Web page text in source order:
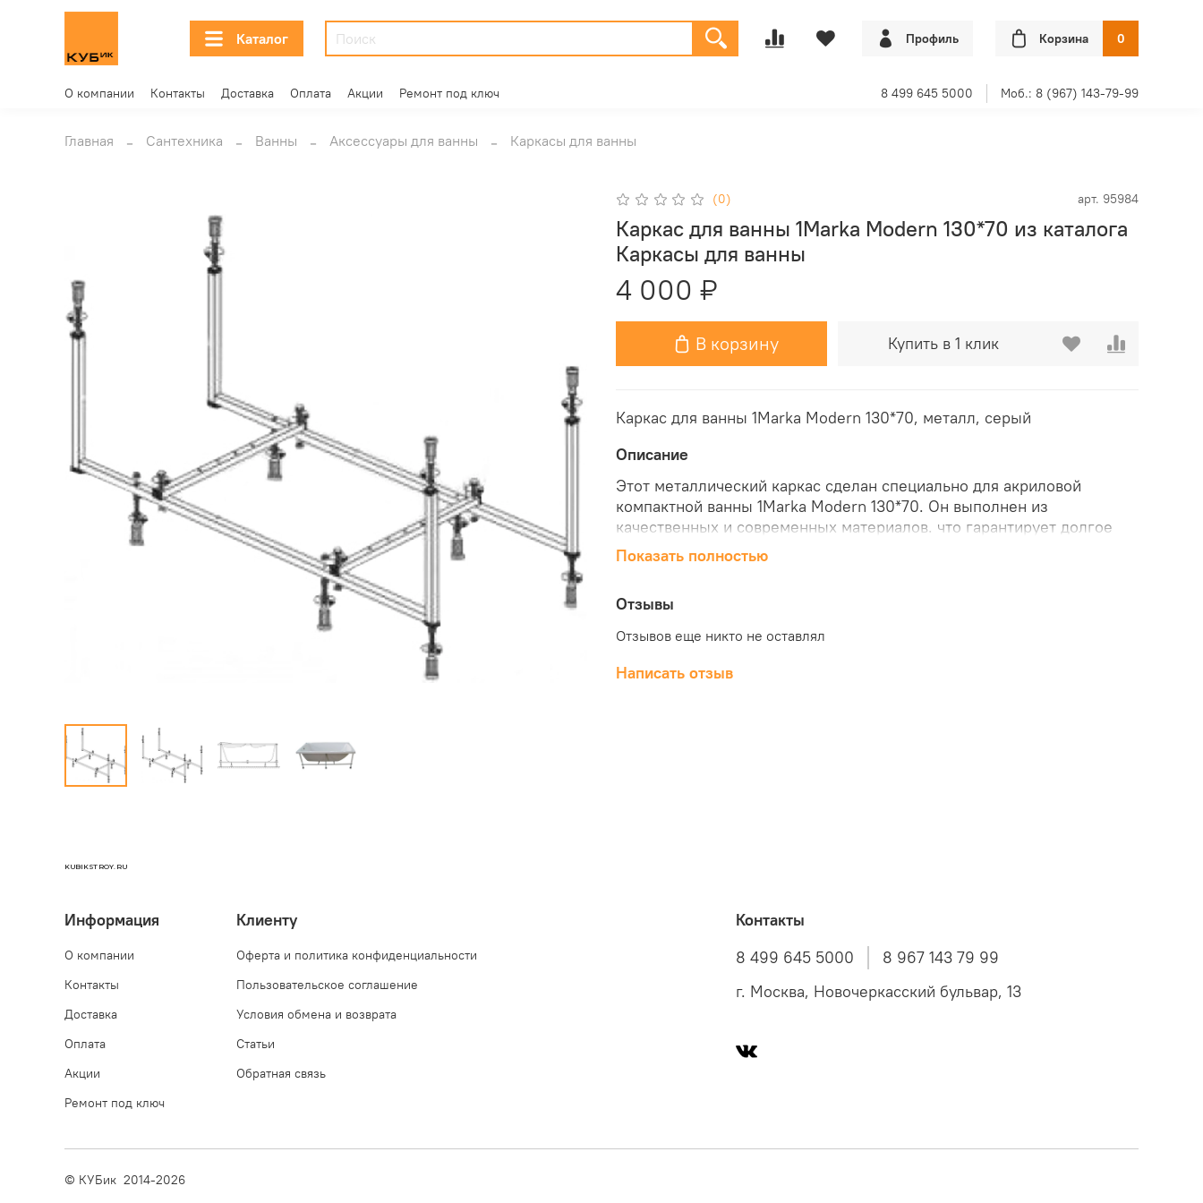
Каталог Профиль Корзина 0
О компании Контакты Доставка Оплата Акции Ремонт под ключ 8 499 645 5000 Моб.: 8 (967) 143-79-99
Главная Сантехника Ванны Аксессуары для ванны Каркасы для ванны
(0) арт. 95984
Каркас для ванны 1Marka Modern 130*70 из каталога
Каркасы для ванны
4 000 ₽
В корзину Купить в 1 клик
Каркас для ванны 1Marka Modern 130*70, металл, серый
Описание
Этот металлический каркас сделан специально для акриловой
компактной ванны 1Marka Modern 130*70. Он выполнен из
качественных и современных материалов. что гарантирует долгое
использование и простую эксплуатацию. Конструкция надежно
зафиксирует изделие и придаст устойчивость ванне. Купить каркас
выгодной цене можно в нашем интернет-магазине "КубикСтрой".
Показать полностью
Отзывы
Отзывов еще никто не оставлял
Написать отзыв
KUBIKSTROY.RU
Информация
О компании
Контакты
Доставка
Оплата
Акции
Ремонт под ключ
Клиенту
Оферта и политика конфиденциальности
Пользовательское соглашение
Условия обмена и возврата
Статьи
Обратная связь
Контакты
8 499 645 5000
8 967 143 79 99
г. Москва, Новочеркасский бульвар, 13
© КУБик 2014-2026